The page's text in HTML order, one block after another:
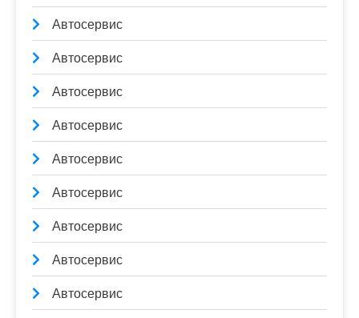
Автосервис
Автосервис
Автосервис
Автосервис
Автосервис
Автосервис
Автосервис
Автосервис
Автосервис